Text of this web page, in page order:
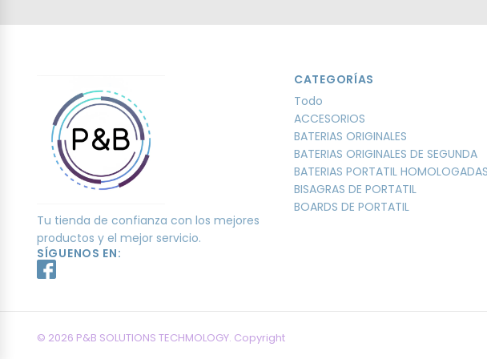
Tu tienda de confianza con los mejores
productos y el mejor servicio.
SÍGUENOS EN:
CATEGORÍAS
Todo
ACCESORIOS
BATERIAS ORIGINALES
BATERIAS ORIGINALES DE SEGUNDA
BATERIAS PORTATIL HOMOLOGADAS
BISAGRAS DE PORTATIL
BOARDS DE PORTATIL
© 2026 P&B SOLUTIONS TECHMOLOGY. Copyright